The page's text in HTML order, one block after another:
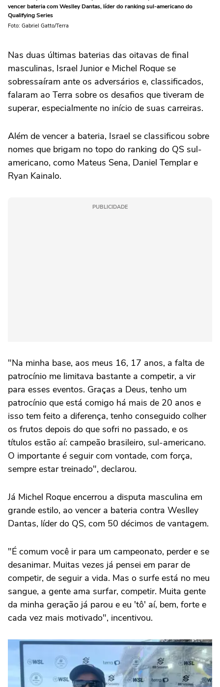
vencer bateria com Weslley Dantas, líder do ranking sul-americano do
Qualifying Series
Foto: Gabriel Gatto/Terra
Nas duas últimas baterias das oitavas de final
masculinas, Israel Junior e Michel Roque se
sobressaíram ante os adversários e, classificados,
falaram ao Terra sobre os desafios que tiveram de
superar, especialmente no início de suas carreiras.
Além de vencer a bateria, Israel se classificou sobre
nomes que brigam no topo do ranking do QS sul-
americano, como Mateus Sena, Daniel Templar e
Ryan Kainalo.
PUBLICIDADE
"Na minha base, aos meus 16, 17 anos, a falta de
patrocínio me limitava bastante a competir, a vir
para esses eventos. Graças a Deus, tenho um
patrocínio que está comigo há mais de 20 anos e
isso tem feito a diferença, tenho conseguido colher
os frutos depois do que sofri no passado, e os
títulos estão aí: campeão brasileiro, sul-americano.
O importante é seguir com vontade, com força,
sempre estar treinado", declarou.
Já Michel Roque encerrou a disputa masculina em
grande estilo, ao vencer a bateria contra Weslley
Dantas, líder do QS, com 50 décimos de vantagem.
"É comum você ir para um campeonato, perder e se
desanimar. Muitas vezes já pensei em parar de
competir, de seguir a vida. Mas o surfe está no meu
sangue, a gente ama surfar, competir. Muita gente
da minha geração já parou e eu 'tô' aí, bem, forte e
cada vez mais motivado", incentivou.